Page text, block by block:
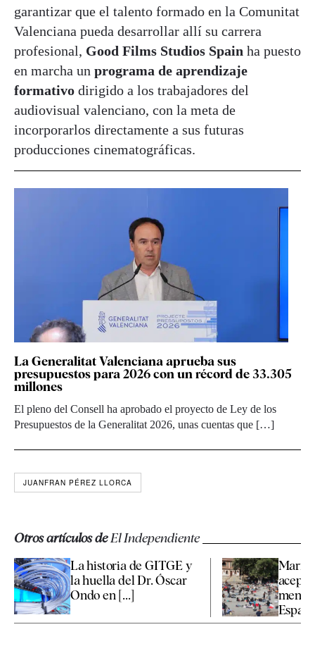
garantizar que el talento formado en la Comunitat
Valenciana pueda desarrollar allí su carrera
profesional, Good Films Studios Spain ha puesto
en marcha un programa de aprendizaje
formativo dirigido a los trabajadores del
audiovisual valenciano, con la meta de
incorporarlos directamente a sus futuras
producciones cinematográficas.
La Generalitat Valenciana aprueba sus
presupuestos para 2026 con un récord de 33.305
millones
El pleno del Consell ha aprobado el proyecto de Ley de los
Presupuestos de la Generalitat 2026, unas cuentas que […]
JUANFRAN PÉREZ LLORCA
Otros artículos deEl Independiente
La historia de GITGE y
la huella del Dr. Óscar
Ondo en [...]